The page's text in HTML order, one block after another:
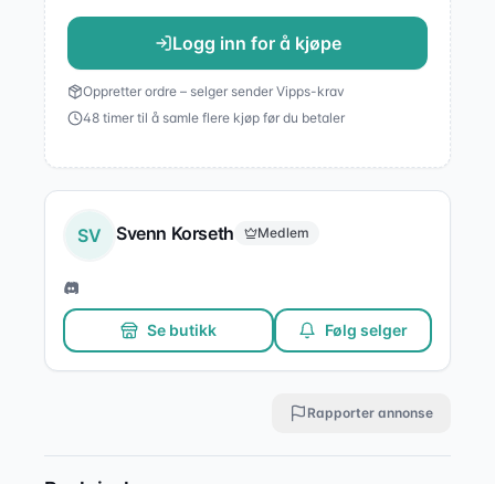
Logg inn for å kjøpe
Oppretter ordre – selger sender Vipps-krav
48 timer til å samle flere kjøp før du betaler
SV Svenn Korseth Medlem
Se butikk Følg selger
Rapporter annonse